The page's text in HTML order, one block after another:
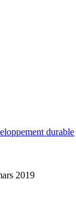
durable
2019